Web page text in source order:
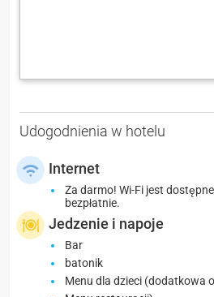
Udogodnienia w hotelu
Internet
Za darmo! Wi-Fi jest
bezpłatnie.
Jedzenie i napoje
Bar
batonik
Menu dla dzieci (dodatkowa